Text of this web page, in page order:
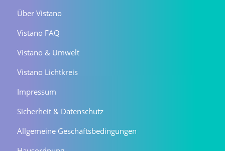
Über Vistano
Vistano FAQ
Vistano & Umwelt
Vistano Lichtkreis
Impressum
Sicherheit & Datenschutz
Allgemeine Geschäftsbedingungen